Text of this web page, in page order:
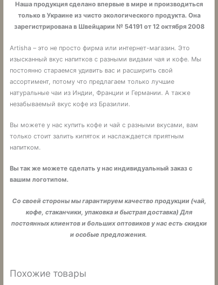
Наша продукция сделано впервые в мире и производиться
только в Украине из чисто экологического продукта. Она
зарегистрирована в Швейцарии № 54191 от 12 октября 2008
Artisha – это не просто фирма или интернет-магазин. Это
изысканный вкус напитков с разными видами чая и кофе. Мы
постоянно стараемся удивить вас и расширить свой
ассортимент, потому что предлагаем только лучшие
натуральные чаи из Индии, Франции и Германии. А также
незабываемый вкус кофе из Бразилии.
Вы можете у нас купить кофе и чай с разными вкусами, вам
только стоит залить кипяток и наслаждается приятным
напитком.
Вы так же можете сделать у нас индивидуальный заказ с
вашим логотипом.
Со своей стороны мы гарантируем качество продукции (чай,
кофе, стаканчики, упаковка и быстрая доставка) Для
постоянных клиентов и больших оптовиков у нас есть скидки
и особые предложения.
Похожие товары